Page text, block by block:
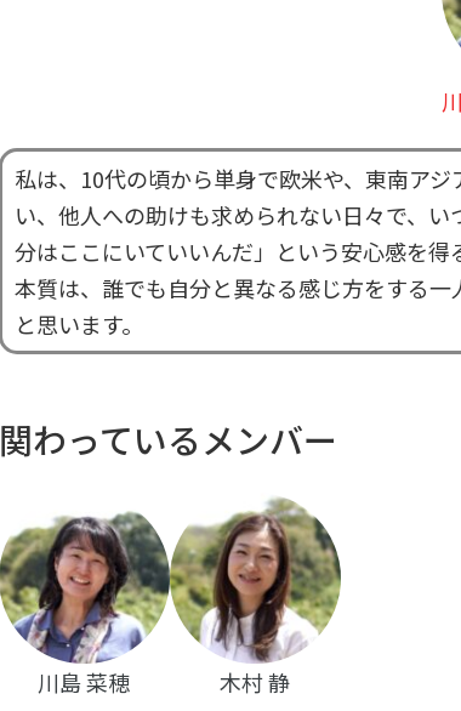
私は、10代の頃から単身で欧米や、東南ア
い、他人への助けも求められない日々で、
分はここにいていいんだ」という安心感を
本質は、誰でも自分と異なる感じ方をする
と思います。
関わっているメンバー
川島 菜穂 木村 静